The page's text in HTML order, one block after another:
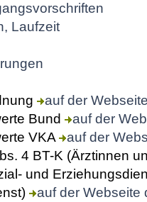
Laufzeit
auf der
Bund
auf der
VKA
auf der
4 BT-K (Ärztinnen
und
auf der Webseite